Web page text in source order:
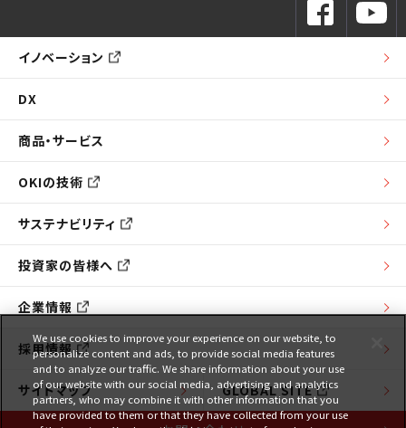
イノベーション
DX
商品・サービス
OKIの技術
サステナビリティ
投資家の皆様へ
企業情報
採用情報
サイトマップ GLOBAL SITE
We use cookies to improve your experience on our website, to
personalize content and ads, to provide social media features
and to analyze our traffic. We share information about your use
of our website with our social media, advertising and analytics
partners, who may combine it with other information that you
have provided to them or that they have collected from your use